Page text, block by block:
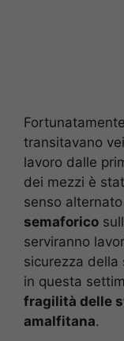
transitavano
lavoro dalle
dei mezzi è
senso
semaforico
serviranno
sicurezza
in questa
fragilità delle
amalfitana.